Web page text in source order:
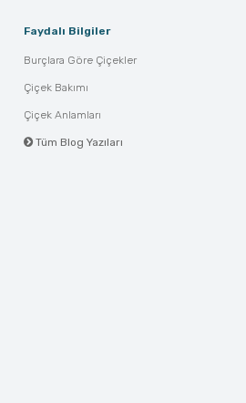
Faydalı Bilgiler
Burçlara Göre Çiçekler
Çiçek Bakımı
Çiçek Anlamları
Tüm Blog Yazıları